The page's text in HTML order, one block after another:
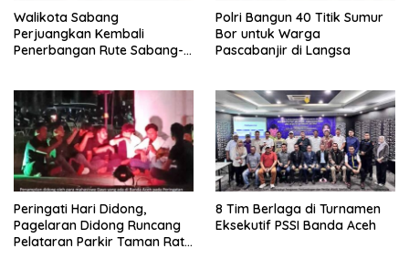
Walikota Sabang
Perjuangkan Kembali
Penerbangan Rute Sabang-
Polri Bangun 40 Titik Sumur
Bor untuk Warga
Pascabanjir di Langsa
Peringati Hari Didong,
Pagelaran Didong Runcang
Pelataran Parkir Taman Ratu
8 Tim Berlaga di Turnamen
Eksekutif PSSI Banda Aceh